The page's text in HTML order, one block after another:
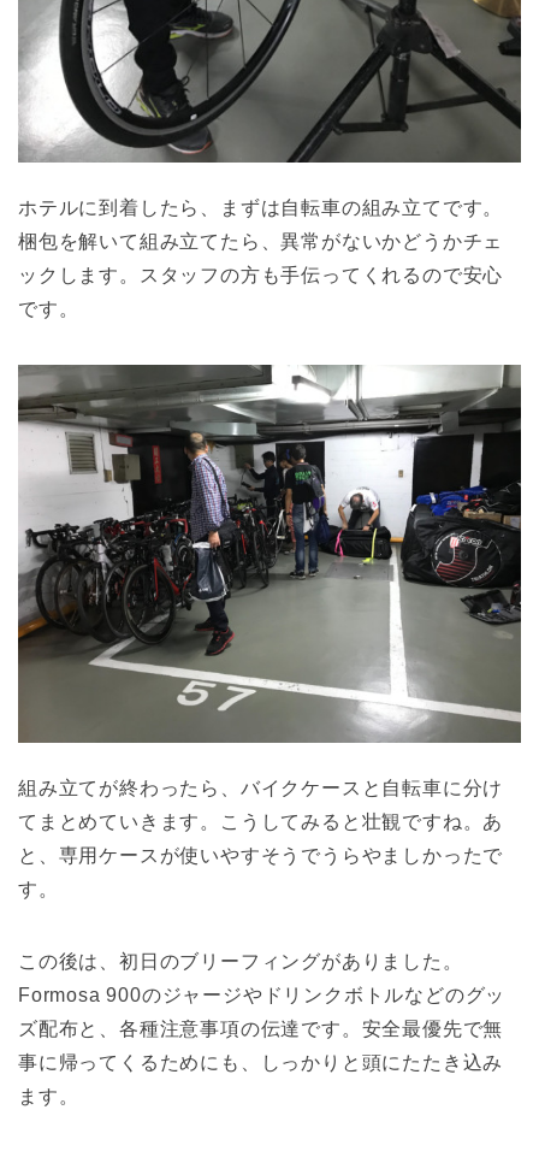
ホテルに到着したら、まずは自転車の組み立てです。
梱包を解いて組み立てたら、異常がないかどうかチェ
ックします。スタッフの方も手伝ってくれるので安心
です。
組み立てが終わったら、バイクケースと自転車に分け
てまとめていきます。こうしてみると壮観ですね。あ
と、専用ケースが使いやすそうでうらやましかったで
す。
この後は、初日のブリーフィングがありました。
Formosa 900のジャージやドリンクボトルなどのグッ
ズ配布と、各種注意事項の伝達です。安全最優先で無
事に帰ってくるためにも、しっかりと頭にたたき込み
ます。